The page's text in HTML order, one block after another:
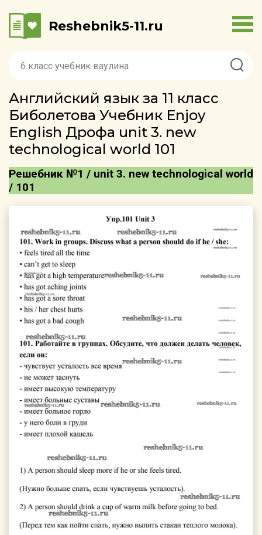
Reshebnik5-11.ru
Английский язык за 11 класс
Биболетова Учебник Enjoy
English Дрофа unit 3. new
technological world 101
Решебник №1 / unit 3. new technological world
/ 101